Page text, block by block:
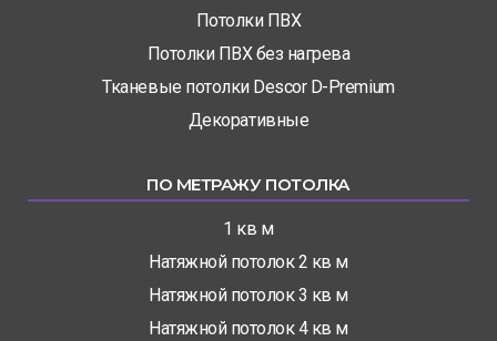
Потолки ПВХ
Потолки ПВХ без нагрева
Тканевые потолки Descor D-Premium
Декоративные
ПО МЕТРАЖУ ПОТОЛКА
1 кв м
Натяжной потолок 2 кв м
Натяжной потолок 3 кв м
Натяжной потолок 4 кв м